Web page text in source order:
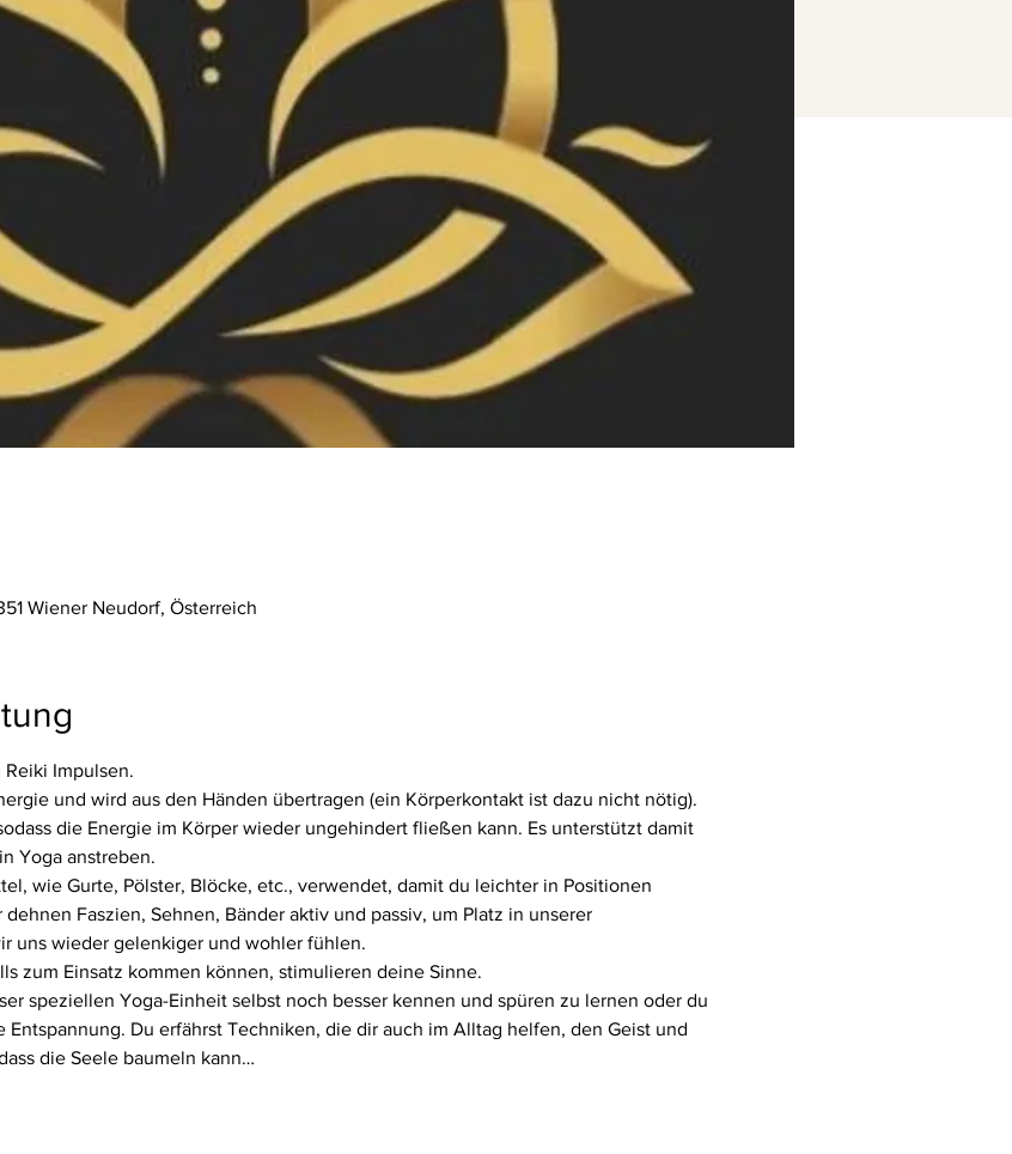
Wiener Neudorf, Österreich
Impulsen.
und wird aus den Händen übertragen (ein Körperkontakt ist dazu nicht nötig).
die Energie im Körper wieder ungehindert fließen kann. Es unterstützt damit
Yoga anstreben.
wie Gurte, Pölster, Blöcke, etc., verwendet, damit du leichter in Positionen
Faszien, Sehnen, Bänder aktiv und passiv, um Platz in unserer
uns wieder gelenkiger und wohler fühlen.
zum Einsatz kommen können, stimulieren deine Sinne.
speziellen Yoga-Einheit selbst noch besser kennen und spüren zu lernen oder du
Du erfährst Techniken, die dir auch im Alltag helfen, den Geist und
die Seele baumeln kann…